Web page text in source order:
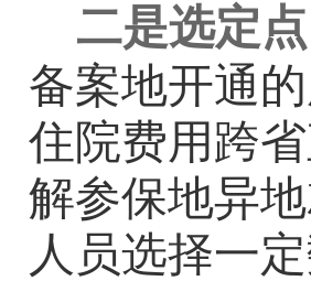
二是选定点
备案地开通
住院费用跨
解参保地异
人员选择一